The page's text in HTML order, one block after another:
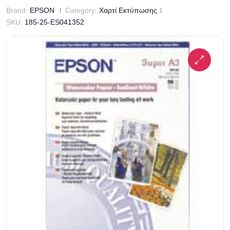
Brand: EPSON Category: Χαρτί Εκτύπωσης
SKU: 185-25-ES041352